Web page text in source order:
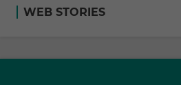
WEB STORIES